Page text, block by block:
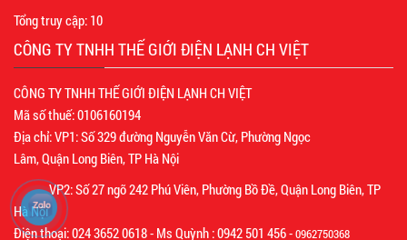
Tổng truy cập: 10
CÔNG TY TNHH THẾ GIỚI ĐIỆN LẠNH CH VIỆT
CÔNG TY TNHH THẾ GIỚI ĐIỆN LẠNH CH VIỆT
Mã số thuế: 0106160194
Địa chỉ: VP1: Số 329 đường Nguyễn Văn Cừ, Phường Ngọc
Lâm, Quận Long Biên, TP Hà Nội
VP2: Số 27 ngõ 242 Phú Viên, Phường Bồ Đề, Quận Long Biên, TP
Hà Nội
Điện thoại: 024 3652 0618 - Ms Quỳnh : 0942 501 456 -0962750368